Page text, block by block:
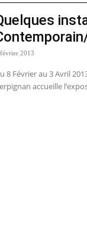
2013
8 Février au 3 Avril
accueille